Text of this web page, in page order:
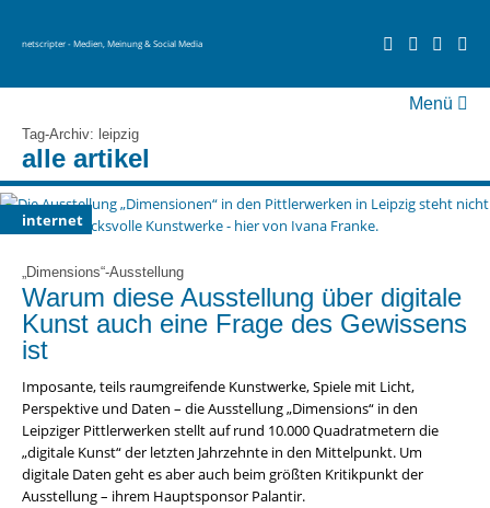
netscripter - Medien, Meinung & Social Media
Menü
videos
über netscripter
Tag-Archiv: leipzig
alle artikel
internet
„Dimensions“-Ausstellung
Warum diese Ausstellung über digitale
Kunst auch eine Frage des Gewissens
ist
Imposante, teils raumgreifende Kunstwerke, Spiele mit Licht,
Perspektive und Daten – die Ausstellung „Dimensions“ in den
Leipziger Pittlerwerken stellt auf rund 10.000 Quadratmetern die
„digitale Kunst“ der letzten Jahrzehnte in den Mittelpunkt. Um
digitale Daten geht es aber auch beim größten Kritikpunkt der
Ausstellung – ihrem Hauptsponsor Palantir.